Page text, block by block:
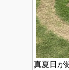
真夏日が